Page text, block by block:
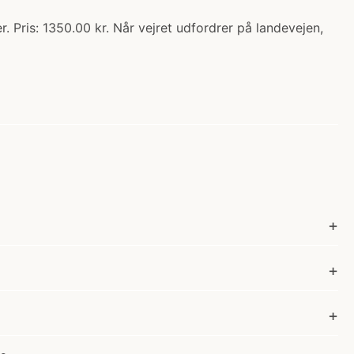
Pris: 1350.00 kr. Når vejret udfordrer på landevejen,